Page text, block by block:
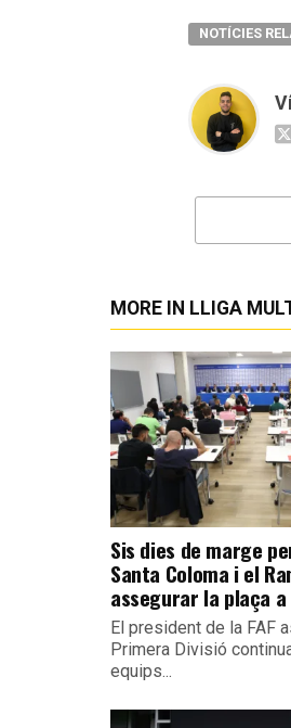
NOTÍCIES
MORE IN LLIGA
Sis dies de marge
Santa Coloma i el
assegurar la plaça
El president de la FAF
Primera Divisió
equips...